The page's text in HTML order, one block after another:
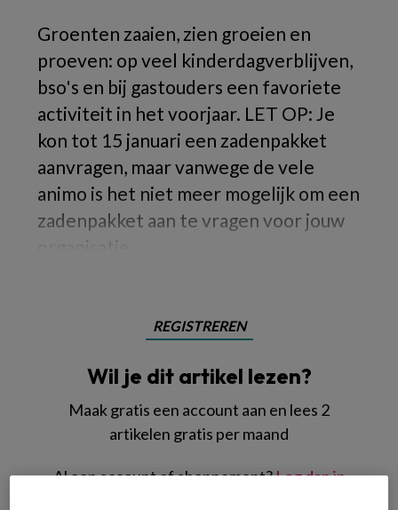
Groenten zaaien, zien groeien en
proeven: op veel kinderdagverblijven,
bso's en bij gastouders een favoriete
activiteit in het voorjaar. LET OP: Je
kon tot 15 januari een zadenpakket
aanvragen, maar vanwege de vele
animo is het niet meer mogelijk om een
zadenpakket aan te vragen voor jouw
REGISTREREN
Wil je dit artikel lezen?
Maak gratis een account aan en lees 2
artikelen gratis per maand
Al een account of abonnement?Log dan in